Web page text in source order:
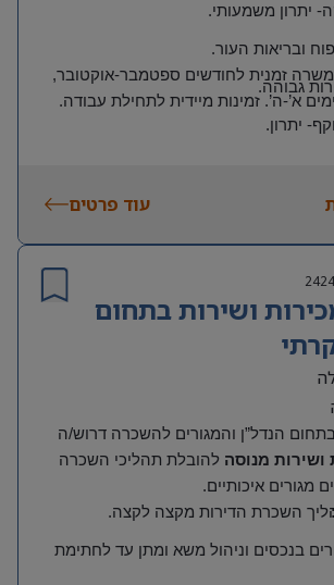
יתרון משמעותי.
ובריאות העור.
גבוהה.
יתרון.
משרה זמנית לחודשים ספטמבר-אוקטובר,
.
עוד פרטים
ושירות בתחום
הנדל”ן והמגורים להשכרה דרוש/ה
ושירות מנוסה להובלת תהליכי השכרה
מגורים איכותיים.
השכרת הדירות מקצה לקצה.
בנכסים וניהול משא ומתן עד לחתימת